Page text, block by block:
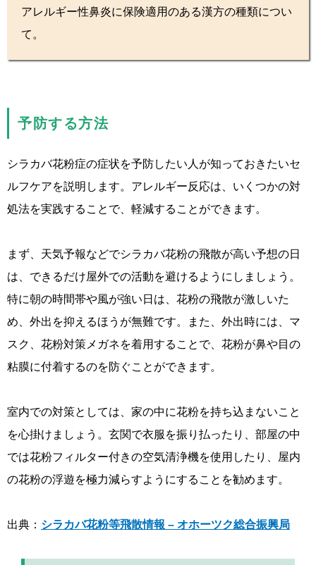
アレルギー性鼻炎に保険適用のある漢方の種類につい
て。
予防する方法
シラカバ花粉症の症状を予防したい人が知っておきたいセ
ルフケアを説明します。アレルギー反応は、いくつかの対
処法を実践することで、軽減することができます。
まず、天気予報などでシラカバ花粉の飛散が高い予想の日
は、できるだけ屋外での活動を避けるようにしましょう。
特に朝の時間帯や風が強い日は、花粉の飛散が激しいた
め、外出を抑えるほうが無難です。また、外出時には、マ
スク、花粉対策メガネを着用することで、花粉が鼻や目の
粘膜に付着するのを防ぐことができます。
室内での対策としては、家の中に花粉を持ち込まないこと
を心掛けましょう。玄関で衣服を振り払ったり、部屋の中
では花粉フィルター付きの空気清浄機を使用したり、屋内
の花粉の浮遊を極力減らすようにすることを勧めます。
出典： シラカバ花粉等飛散情報 – オホーツク総合振興局